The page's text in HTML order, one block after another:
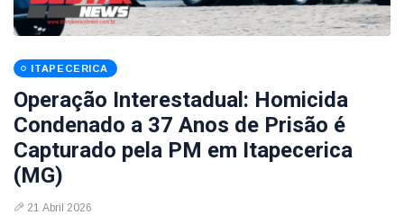
ITAPECERICA
Operação Interestadual: Homicida
Condenado a 37 Anos de Prisão é
Capturado pela PM em Itapecerica
(MG)
21 Abril 2026